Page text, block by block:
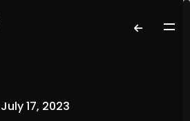
July 17, 2023